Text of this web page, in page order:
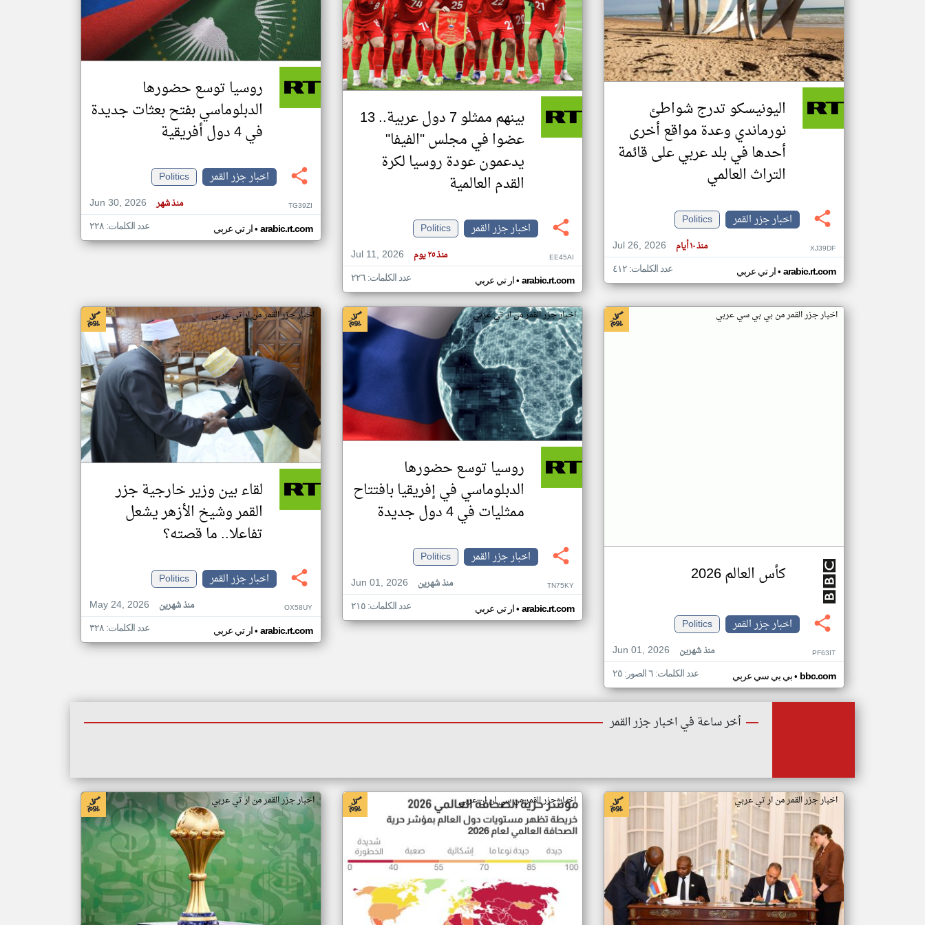
تغيير الدولة
اخبار جزر القمر على مدار الساعة
أهم اخبار جزر القمر العاجلة والمباشرة
اليونيسكو تدرج شواطئ
نورماندي وعدة مواقع أخرى
أحدها في بلد عربي على قائمة
التراث العالمي
اخبار جزر القمر
Politics
Jul 26, 2026
منذ ١٠ أيام XJ39DF
ار تي عربي• arabic.rt.com عدد الكلمات: ٤١٢
بينهم ممثلو 7 دول عربية.. 13
عضوا في مجلس "الفيفا"
يدعمون عودة روسيا لكرة
القدم العالمية
اخبار جزر القمر
Politics
Jul 11, 2026
منذ ٢٥ يوم EE45AI
ار تي عربي• arabic.rt.com عدد الكلمات: ٢٢٦
روسيا توسع حضورها
الدبلوماسي بفتح بعثات جديدة
في 4 دول أفريقية
اخبار جزر القمر
Politics
Jun 30, 2026
منذ شهر TG39ZI
ار تي عربي• arabic.rt.com عدد الكلمات: ٢٢٨
اخبار جزر القمر من بي بي سي عربي
كأس العالم 2026
اخبار جزر القمر
Politics
Jun 01, 2026
منذ شهرين PF63IT
بي بي سي عربي• bbc.com عدد الكلمات: ٦ الصور: ٢٥
اخبار جزر القمر من ار تي عربي
روسيا توسع حضورها
الدبلوماسي في إفريقيا بافتتاح
ممثليات في 4 دول جديدة
اخبار جزر القمر
Politics
Jun 01, 2026
منذ شهرين TN75KY
ار تي عربي• arabic.rt.com عدد الكلمات: ٢١٥
اخبار جزر القمر من ار تي عربي
لقاء بين وزير خارجية جزر
القمر وشيخ الأزهر يشعل
تفاعلا.. ما قصته؟
اخبار جزر القمر
Politics
May 24, 2026
منذ شهرين OX58UY
ار تي عربي• arabic.rt.com عدد الكلمات: ٣٢٨
أخر ساعة في اخبار جزر القمر
اخبار جزر القمر من ار تي عربي اخبار جزر القمر من سي ان ان عربي اخبار جزر القمر من ار تي عربي
klyoum.com